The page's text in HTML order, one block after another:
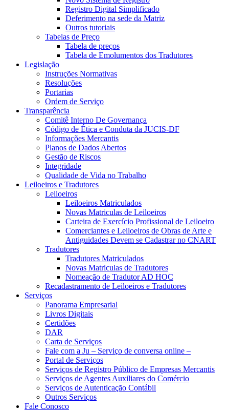
Registro Digital Simplificado
Deferimento na sede da Matriz
Outros tutoriais
Tabelas de Preço
Tabela de preços
Tabela de Emolumentos dos Tradutores
Legislação
Instruções Normativas
Resoluções
Portarias
Ordem de Serviço
Transparência
Comitê Interno De Governança
Código de Ética e Conduta da JUCIS-DF
Informações Mercantis
Planos de Dados Abertos
Gestão de Riscos
Integridade
Qualidade de Vida no Trabalho
Leiloeiros e Tradutores
Leiloeiros
Leiloeiros Matriculados
Novas Matriculas de Leiloeiros
Carteira de Exercício Profissional de Leiloeiro
Comerciantes e Leiloeiros de Obras de Arte e
Antiguidades Devem se Cadastrar no CNART
Tradutores
Tradutores Matriculados
Novas Matriculas de Tradutores
Nomeação de Tradutor AD HOC
Recadastramento de Leiloeiros e Tradutores
Serviços
Panorama Empresarial
Livros Digitais
Certidões
DAR
Carta de Serviços
Fale com a Ju – Serviço de conversa online –
Portal de Serviços
Serviços de Registro Público de Empresas Mercantis
Serviços de Agentes Auxiliares do Comércio
Serviços de Autenticação Contábil
Outros Serviços
Fale Conosco